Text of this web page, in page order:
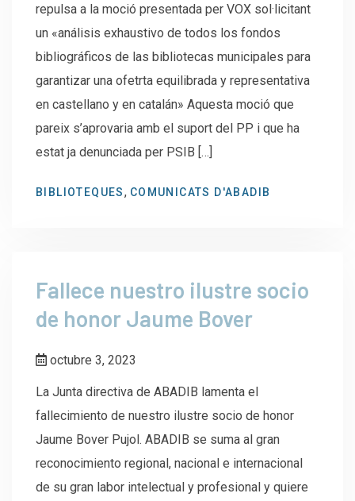
repulsa a la moció presentada per VOX sol·licitant
un «análisis exhaustivo de todos los fondos
bibliográficos de las bibliotecas municipales para
garantizar una ofetrta equilibrada y representativa
en castellano y en catalán» Aquesta moció que
pareix s’aprovaria amb el suport del PP i que ha
estat ja denunciada per PSIB […]
BIBLIOTEQUES, COMUNICATS D'ABADIB
Fallece nuestro ilustre socio
de honor Jaume Bover
octubre 3, 2023
La Junta directiva de ABADIB lamenta el
fallecimiento de nuestro ilustre socio de honor
Jaume Bover Pujol. ABADIB se suma al gran
reconocimiento regional, nacional e internacional
de su gran labor intelectual y profesional y quiere